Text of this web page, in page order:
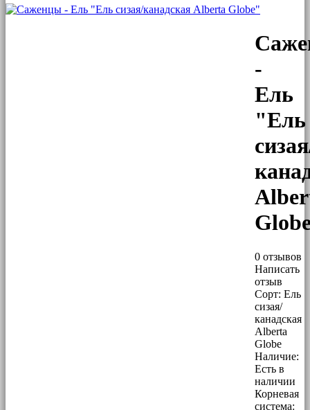
-
Ель
"Ель
0 отзывов
Написать
отзыв
Сорт: Ель
сизая/
канадская
Alberta
Globe
Наличие:
Есть в
наличии
Корневая
система: